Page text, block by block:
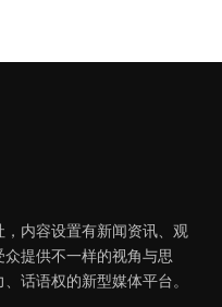
内容设置有新闻资讯、观
提供不一样的视角与思
话语权的新型媒体平台。